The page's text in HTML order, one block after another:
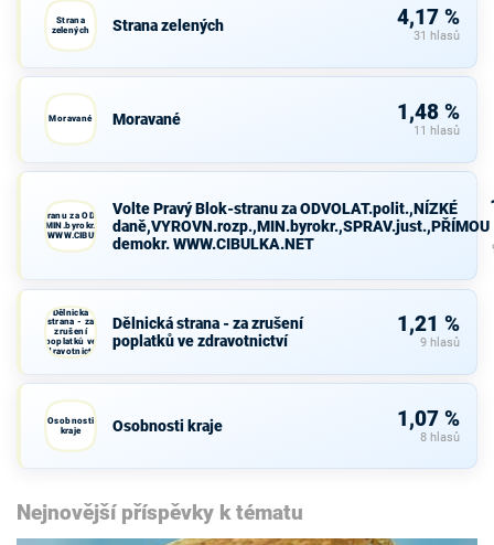
Strana
zelených
Strana zelených 4,17 %
31 hlasů
Moravané Moravané 1,48 %
11 hlasů
Blok-stranu za ODVOLAT.polit.,NÍZKÉ
demokr. WWW.CIBULKA.NET
Volte Pravý Blok-stranu za ODVOLAT.polit.,NÍZKÉ
daně,VYROVN.rozp.,MIN.byrokr.,SPRAV.just.,PŘÍMOU
demokr. WWW.CIBULKA.NET
Dělnická
strana - za
zrušení
poplatků ve
zdravotnictví
Dělnická strana - za zrušení
poplatků ve zdravotnictví
1,21 %
9 hlasů
Osobnosti
kraje
Osobnosti kraje 1,07 %
8 hlasů
Nejnovější příspěvky k tématu